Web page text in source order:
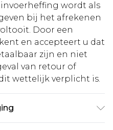
wordt als
bij het afrekenen
Door een
en accepteert u dat
zijn en niet
van retour of
wettelijk verplicht is.